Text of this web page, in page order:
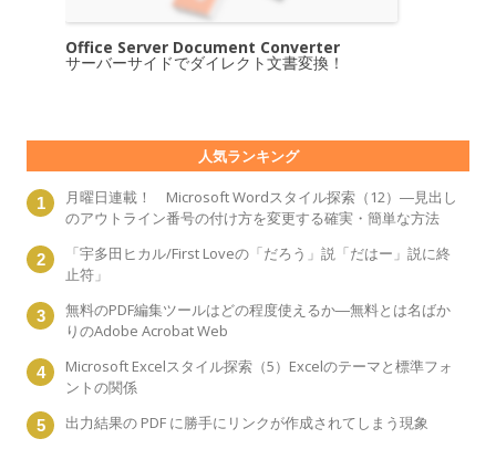
Office Server Document Converter
サーバーサイドでダイレクト文書変換！
人気ランキング
月曜日連載！ Microsoft Wordスタイル探索（12）―見出し
のアウトライン番号の付け方を変更する確実・簡単な方法
「宇多田ヒカル/First Loveの「だろう」説「だはー」説に終
止符」
無料のPDF編集ツールはどの程度使えるか―無料とは名ばか
りのAdobe Acrobat Web
Microsoft Excelスタイル探索（5）Excelのテーマと標準フォ
ントの関係
出力結果の PDF に勝手にリンクが作成されてしまう現象